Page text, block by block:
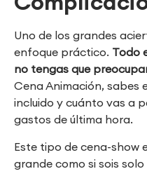
Uno de los grandes
enfoque práctico. Todo
no tengas que
Cena Animación, sabes
incluido y cuánto vas a
gastos de última hora.
Este tipo de cena-show
grande como si sois